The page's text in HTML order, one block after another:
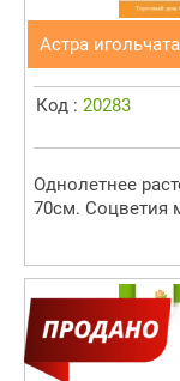
Астра
Код : 20283
Однолетнее
70см. Соцветия